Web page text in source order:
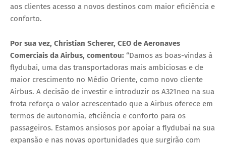
aos clientes acesso a novos destinos com maior eficiência e
conforto.
Por sua vez, Christian Scherer, CEO de Aeronaves
Comerciais da Airbus, comentou: “Damos as boas-vindas à
flydubai, uma das transportadoras mais ambiciosas e de
maior crescimento no Médio Oriente, como novo cliente
Airbus. A decisão de investir e introduzir os A321neo na sua
frota reforça o valor acrescentado que a Airbus oferece em
termos de autonomia, eficiência e conforto para os
passageiros. Estamos ansiosos por apoiar a flydubai na sua
expansão e nas novas oportunidades que surgirão com